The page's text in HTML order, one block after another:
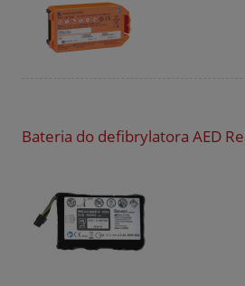
Bateria do defibrylatora AED